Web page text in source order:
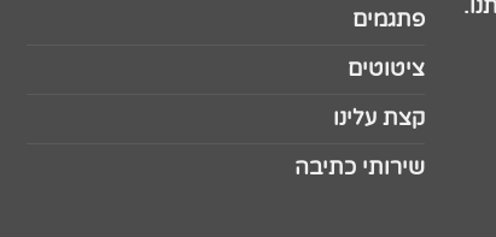
פתגמים
ציטוטים
קצת עלינו
שירותי כתיבה